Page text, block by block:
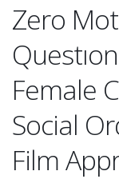
Zero
Female
Social
Film